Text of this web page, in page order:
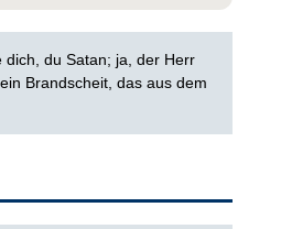
du Satan; ja, der Herr
Brandscheit, das aus dem